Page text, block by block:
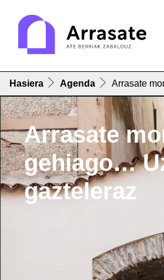
Hasiera Agenda Arrasate
Arrasate
gehiago…
gazteleraz